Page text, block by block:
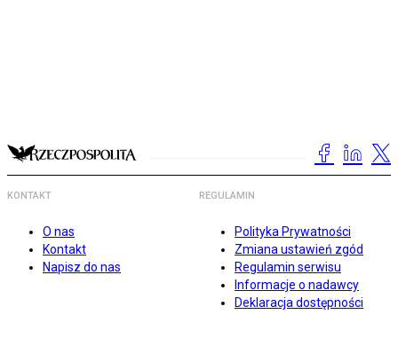
KONTAKT
O nas
Kontakt
Napisz do nas
REGULAMIN
Polityka Prywatności
Zmiana ustawień zgód
Regulamin serwisu
Informacje o nadawcy
Deklaracja dostępności